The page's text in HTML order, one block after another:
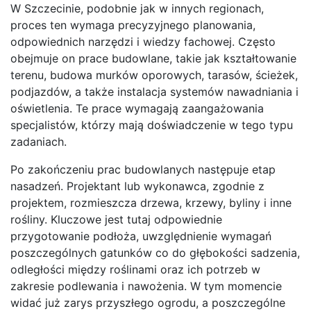
W Szczecinie, podobnie jak w innych regionach,
proces ten wymaga precyzyjnego planowania,
odpowiednich narzędzi i wiedzy fachowej. Często
obejmuje on prace budowlane, takie jak kształtowanie
terenu, budowa murków oporowych, tarasów, ścieżek,
podjazdów, a także instalacja systemów nawadniania i
oświetlenia. Te prace wymagają zaangażowania
specjalistów, którzy mają doświadczenie w tego typu
zadaniach.
Po zakończeniu prac budowlanych następuje etap
nasadzeń. Projektant lub wykonawca, zgodnie z
projektem, rozmieszcza drzewa, krzewy, byliny i inne
rośliny. Kluczowe jest tutaj odpowiednie
przygotowanie podłoża, uwzględnienie wymagań
poszczególnych gatunków co do głębokości sadzenia,
odległości między roślinami oraz ich potrzeb w
zakresie podlewania i nawożenia. W tym momencie
widać już zarys przyszłego ogrodu, a poszczególne